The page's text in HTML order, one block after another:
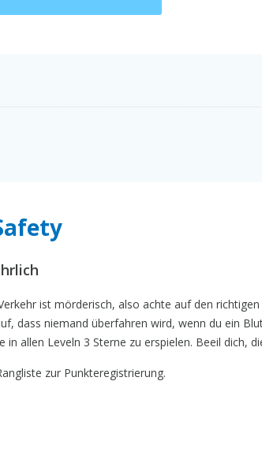
ist mörderisch, also achte auf den
dass niemand überfahren wird, wenn du ein
allen Leveln 3 Sterne zu erspielen. Beeil dich,
zur Punkteregistrierung.